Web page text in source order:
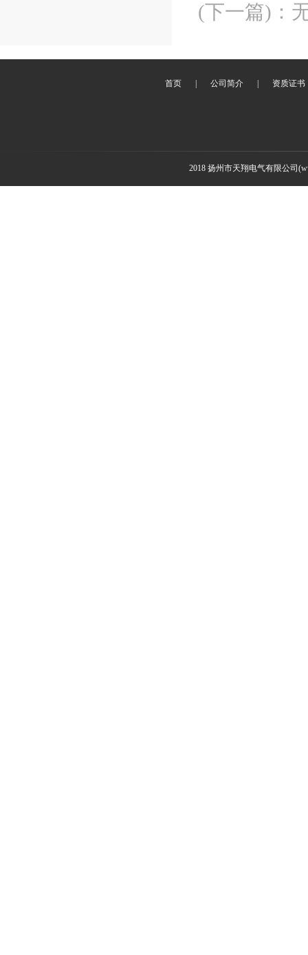
(下一篇) ：
首页 公司简介 资质证书
2018 扬州市天翔电气有限公司